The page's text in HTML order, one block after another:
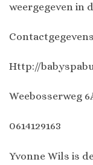
weergegeven in
Http://
Weebosserweg
0614129163
Yvonne Wils is